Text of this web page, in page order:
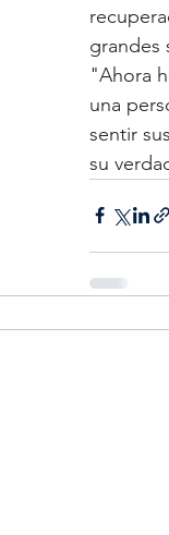
grandes
"Ahora
una
sentir
su